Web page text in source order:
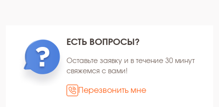
ЕСТЬ ВОПРОСЫ?
Оставьте заявку и в течение 30 минут
свяжемся с вами!
Перезвонить мне